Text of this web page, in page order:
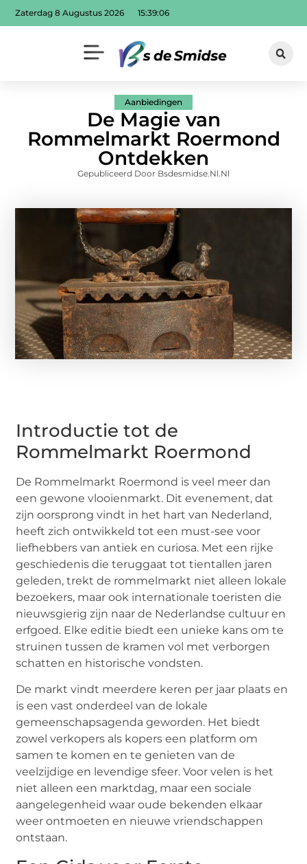
Zaterdag 8 Augustus 2026 15:39:08
Aanbiedingen
De Magie van
Rommelmarkt Roermond
Ontdekken
Gepubliceerd Door Bsdesmidse.nl.nl
Introductie tot de
Rommelmarkt Roermond
De Rommelmarkt Roermond is veel meer dan
een gewone vlooienmarkt. Dit evenement, dat
zijn oorsprong vindt in het hart van Nederland,
heeft zich ontwikkeld tot een must-see voor
liefhebbers van antiek en curiosa. Met een rijke
geschiedenis die teruggaat tot tientallen jaren
geleden, trekt de rommelmarkt niet alleen lokale
bezoekers, maar ook internationale toeristen die
nieuwsgierig zijn naar de Nederlandse cultuur en
erfgoed. Elke editie biedt een unieke kans om te
struinen tussen de kramen vol met verborgen
schatten en historische vondsten.
De markt vindt meerdere keren per jaar plaats en
is een vast onderdeel van de lokale
gemeenschapsagenda geworden. Het biedt
zowel verkopers als kopers een platform om
samen te komen en te genieten van de
veelzijdige en levendige sfeer. Voor velen is het
niet alleen een marktdag, maar een sociale
aangelegenheid waar oude bekenden elkaar
weer ontmoeten en nieuwe vriendschappen
ontstaan.